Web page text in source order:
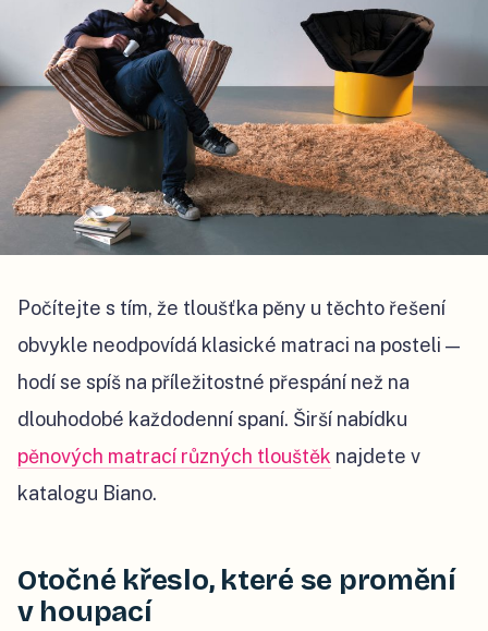
Počítejte s tím, že tloušťka pěny u těchto řešení
obvykle neodpovídá klasické matraci na posteli —
hodí se spíš na příležitostné přespání než na
dlouhodobé každodenní spaní. Širší nabídku
pěnových matrací různých tlouštěk najdete v
katalogu Biano.
Otočné křeslo, které se promění
v houpací